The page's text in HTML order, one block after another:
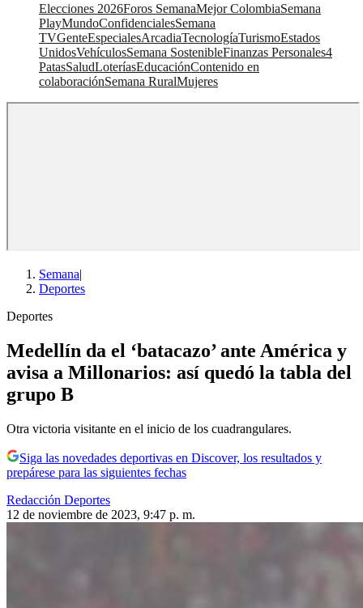
Elecciones 2026Foros SemanaMejor ColombiaSemana
PlayMundoConfidencialesSemana
TVGenteEspecialesArcadiaTecnologíaTurismoEstados
UnidosVehículosSemana SostenibleFinanzas Personales4
PatasSaludLoteríasEducaciónContenido en
colaboraciónSemana RuralMujeres
Semana|
Deportes
Deportes
Medellín da el ‘batacazo’ ante América y
avisa a Millonarios: así quedó la tabla del
grupo B
Otra victoria visitante en el inicio de los cuadrangulares.
Siga las novedades deportivas en Discover, los resultados y
prepárese para las siguientes fechas
Redacción Deportes
12 de noviembre de 2023, 9:47 p. m.